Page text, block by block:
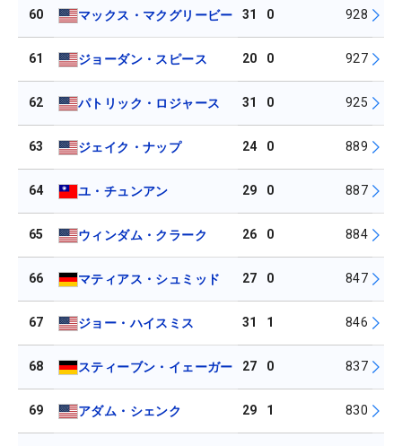
60 マックス・マクグリービー 31 0 928
61 ジョーダン・スピース 20 0 927
62 パトリック・ロジャース 31 0 925
63 ジェイク・ナップ 24 0 889
64 ユ・チュンアン 29 0 887
65 ウィンダム・クラーク 26 0 884
66 マティアス・シュミッド 27 0 847
67 ジョー・ハイスミス 31 1 846
68 スティーブン・イェーガー 27 0 837
69 アダム・シェンク 29 1 830